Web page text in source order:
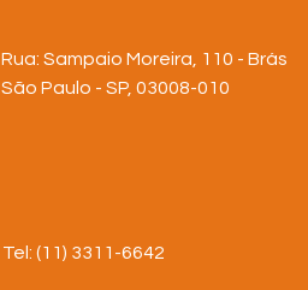
Rua: Sampaio Moreira, 110 - Brás
São Paulo - SP, 03008-010
Tel: (11) 3311-6642